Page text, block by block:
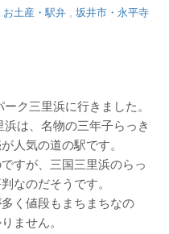
お土産・駅弁 , 坂井市・永平寺
ク三里浜に行きました。
は、名物の三年子らっき
人気の道の駅です。
すが、三国三里浜のらっ
なのだそうです。
く値段もまちまちなの
ません。